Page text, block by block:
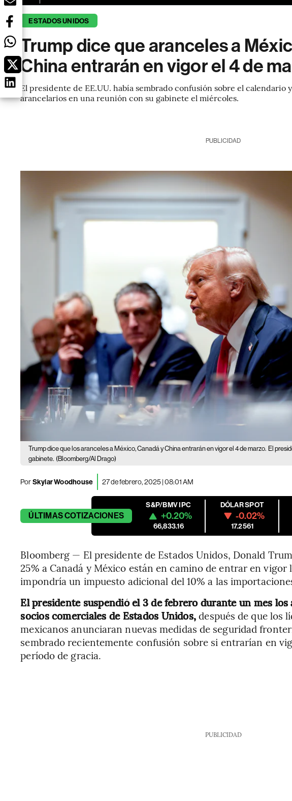
ESTADOS UNIDOS
Trump dice que aranceles a
China entrarán en vigor el 4 de
El presidente de EE.UU. había sembrado confusión sobre el calendario
arancelarios en una reunión con su gabinete el miércoles.
PUBLICIDAD
Trump dice que los aranceles a México, Canadá y China entrarán en vigor el 4 de marzo. El
gabinete. (Bloomberg/Al Drago)
PorSkylar Woodhouse 27 de febrero, 2025 | 08:01 AM
ÚLTIMASCOTIZACIONES
S&P/BMV IPC
+0.20%
66,833.16
DÓLAR SPOT
-0.02%
17.2561
Bloomberg — El presidente de Estados Unidos, Donald
25% a Canadá y México están en camino de entrar en vigor
impondría un impuesto adicional del 10% a las
El presidente suspendió el 3 de febrero durante un mes
socios comerciales de Estados Unidos,después de que los
mexicanos anunciaran nuevas medidas de seguridad
sembrado recientemente confusión sobre si entrarían en
período de gracia.
PUBLICIDAD